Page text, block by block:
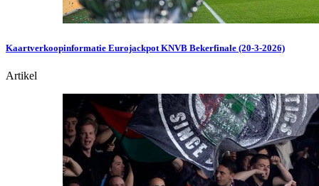
Kaartverkoopinformatie Eurojackpot KNVB Bekerfinale (20-3-2026)
Artikel